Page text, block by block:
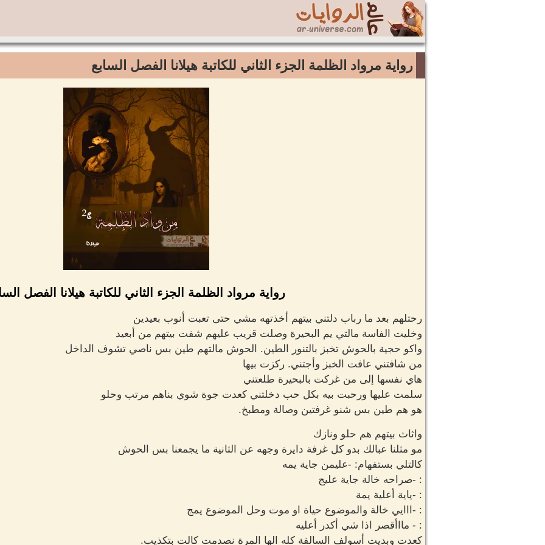
رواية مرواد الظلمة الجزء الثاني للكاتبة هيلانا الفصل السابع
رواية مرواد الظلمة الجزء الثاني للكاتبة هيلانا الفصل
رحتلهم بعد ما رباب دلتني بيتهم أخذتهه مشي حتى تعبت أنوب بعيدين
وخليت الفاسة مالتي يم البحيرة وصلت قريب عليهم شفت بيتهم من أبعيد
واكو حجية بالحوش تخبز بالتنور الطين. الحوش مالتهم طين بس ناصي تشوف الداخل
من شافتني عافت الخبز وأجتني. ركزت بيها
هاي نفسها إلى من غركت بالبحيرة طلعتني
سلمت عليها ورحبت بيه بكل حب دخلتني كعدت جوة شوي بناهم مرتب وحلو
هو هم طين بس شنو غرفتين وصالة ومطبخ.
واثاث بيتهم هم حلو ونازك
مو مثلنا عبالك بدو كل غرفة دايرة وجهه عن الثانية ما يجمعنا بس الحوش
كالتلي بستفهام: -عليمن جاية يمه
: -صراحه خالة جاية عليج
: -ياية أعلية يمة
: -ااايي خالة والموضوع حياة او موت وحل الموضوع يمج
: - مااأقصر اذا شي أكدر أعليه
كعدت وبديت أسولف السالفة كله الها المرة نصدمت كالت بتكذيب.